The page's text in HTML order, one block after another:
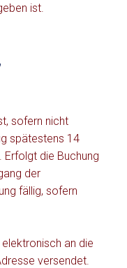
ist.
sofern nicht
spätestens 14
Erfolgt die Buchung
der
fällig, sofern
an die
versendet.